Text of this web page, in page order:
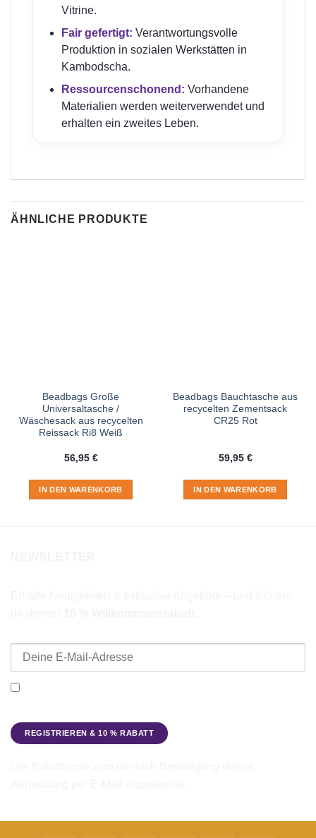
Vitrine.
Fair gefertigt: Verantwortungsvolle
Produktion in sozialen Werkstätten in
Kambodscha.
Ressourcenschonend: Vorhandene
Materialien werden weiterverwendet und
erhalten ein zweites Leben.
ÄHNLICHE PRODUKTE
Beadbags Große
Universaltasche /
Wäschesack aus recycelten
Reissack Ri8 Weiß
56,95 €
IN DEN WARENKORB
Beadbags Bauchtasche aus
recycelten Zementsack
CR25 Rot
59,95 €
IN DEN WARENKORB